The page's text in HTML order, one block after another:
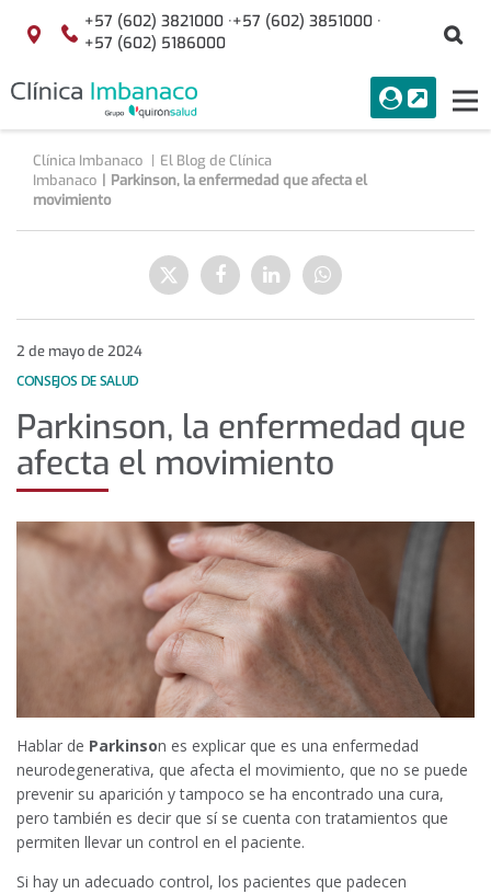
Localización
+57 (602) 3821000 ·+57 (602) 3851000 ·
+57 (602) 5186000
menuAcceso
Buscar
Clínica Imbanaco
El Blog de Clínica
Imbanaco
Parkinson, la enfermedad que afecta el
movimiento
el
movimiento
Enviar
a
Twitter
Compartir
en
Facebook
Compartir
en
Linkedin
Compartir
en
WhatsApp
2 de mayo de 2024
CONSEJOS DE SALUD
Parkinson, la enfermedad que
afecta el movimiento
Hablar de Parkinson es explicar que es una enfermedad
neurodegenerativa, que afecta el movimiento, que no se puede
prevenir su aparición y tampoco se ha encontrado una cura,
pero también es decir que sí se cuenta con tratamientos que
permiten llevar un control en el paciente.
Si hay un adecuado control, los pacientes que padecen